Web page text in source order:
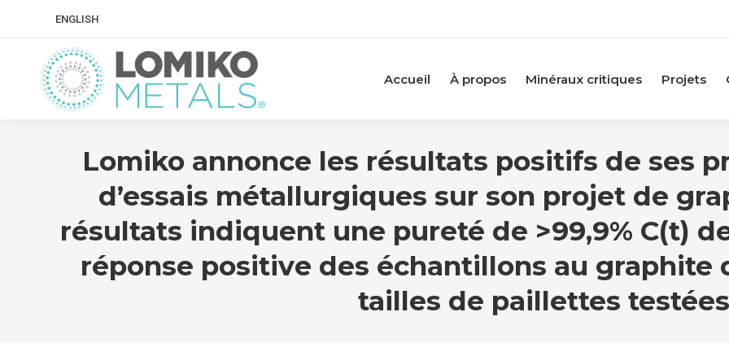
ENGLISH
Accueil À propos Minéraux critiques Projets
Lomiko annonce les résultats positifs de ses
d’essais métallurgiques sur son projet de
résultats indiquent une pureté de >99,9% C(t)
réponse positive des échantillons au graphite
tailles de paillettes